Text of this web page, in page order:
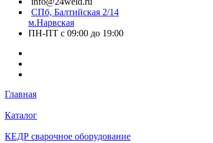
СПб, Балтийская 2/14
м.Нарвская
ПН-ПТ с 09:00 до 19:00
Главная
Каталог
КЕДР сварочное оборудование